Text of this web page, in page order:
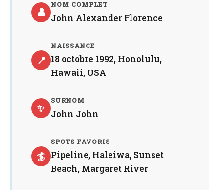
👤
NOM COMPLET
John Alexander Florence
📍
NAISSANCE
18 octobre 1992, Honolulu,
Hawaii, USA
✨
SURNOM
John John
🏄
SPOTS FAVORIS
Pipeline, Haleiwa, Sunset
Beach, Margaret River